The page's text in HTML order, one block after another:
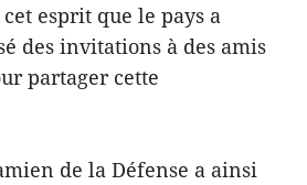
esprit que le pays a
des invitations à des amis
partager cette
de la Défense a ainsi